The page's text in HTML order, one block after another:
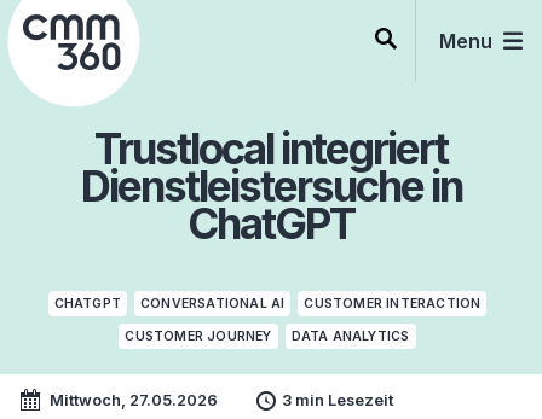
Skip
to
content
Menu
Trustlocal integriert
Dienstleistersuche in
ChatGPT
CHATGPT CONVERSATIONAL AI CUSTOMER INTERACTION
CUSTOMER JOURNEY DATA ANALYTICS
Mittwoch, 27.05.2026 3 min Lesezeit